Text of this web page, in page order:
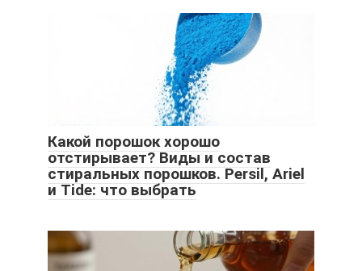
Какой порошок хорошо
отстирывает? Виды и состав
стиральных порошков. Persil, Ariel
и Tide: что выбрать